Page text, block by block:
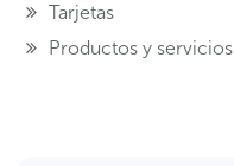
Tarjetas
Productos y servicios